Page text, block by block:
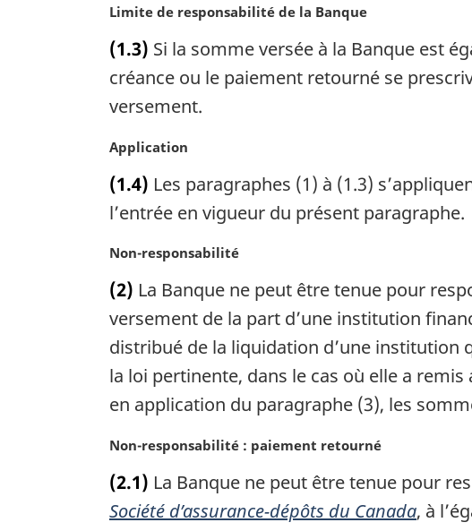
i
a
l
:
N
t
e
a
g
i
n
a
e
:
Limite de responsabilité de la Banque
(1.3) Si la somme versée à la Banque est
créance ou le paiement retourné se
versement.
N
t
e
a
g
i
a
l
:
Application
(1.4) Les paragraphes (1) à (1.3)
l’entrée en vigueur du présent paragraphe.
N
t
e
a
r
g
n
l
:
Non-responsabilité
(2) La Banque ne peut être tenue pour
versement de la part d’une institution
distribué de la liquidation d’une institution
la loi pertinente, dans le cas où elle a
en application du paragraphe (3), les
N
t
e
Non-responsabilité : paiement retourné
(2.1) La Banque ne peut être tenue pour
Société d’assurance-dépôts du Canada, à